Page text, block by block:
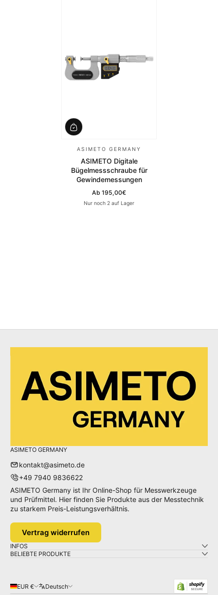
ASIMETO GERMANY
ASIMETO Digitale
Bügelmessschraube für
Gewindemessungen
Regulärer Preis
Ab 195,00€
Nur noch 2 auf Lager
ASIMETO GERMANY
kontakt@asimeto.de
+49 7940 9836622
ASIMETO Germany ist Ihr Online-Shop für Messwerkzeuge
und Prüfmittel. Hier finden Sie Produkte aus der Messtechnik
zu starkem Preis-Leistungsverhältnis.
Vertrag widerrufen
INFOS
BELIEBTE PRODUKTE
EUR €
Deutsch